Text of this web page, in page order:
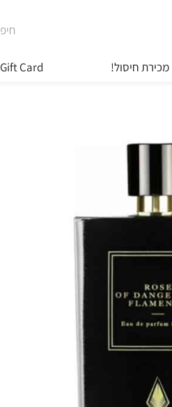
חיפוש
מכירת חיסול! Gift Card